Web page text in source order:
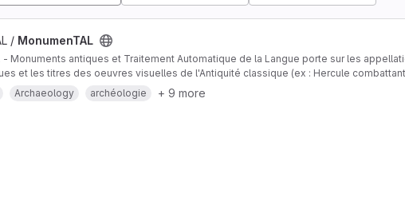
/ MonumenTAL
- Monuments antiques et Traitement Automatique de la Langue porte sur les
et les titres des oeuvres visuelles de l'Antiquité classique (ex : Hercule
les textes publiées en français et les textes antiques en grec ancien et en latin.
et la linguistique et vise au repérage et à l'annotation automatiques de textes
Archaeology archéologie + 9 more